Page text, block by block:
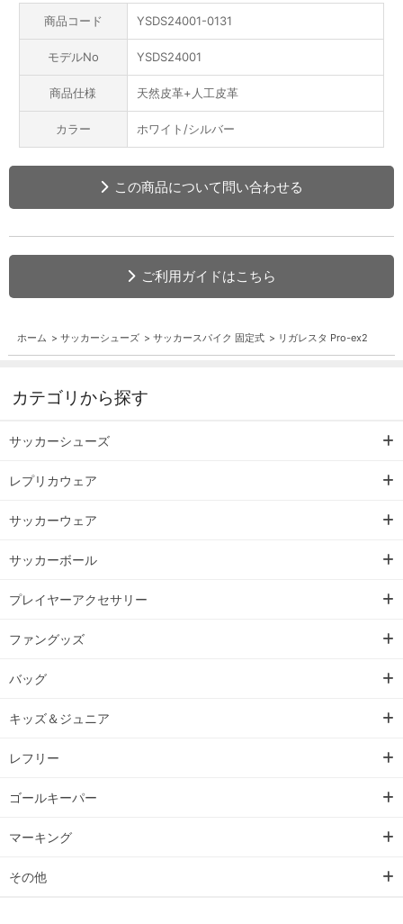
商品コード YSDS24001-0131
モデルNo YSDS24001
商品仕様 天然皮革+人工皮革
カラー ホワイト/シルバー
この商品について問い合わせる
ご利用ガイドはこちら
ホーム > サッカーシューズ > サッカースパイク 固定式 > リガレスタ Pro-ex2
カテゴリから探す
サッカーシューズ
レプリカウェア
サッカーウェア
サッカーボール
プレイヤーアクセサリー
ファングッズ
バッグ
キッズ＆ジュニア
レフリー
ゴールキーパー
マーキング
その他